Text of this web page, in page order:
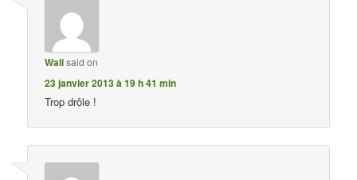
Walisaid on
23 janvier 2013 à 19 h 41 min
Trop drôle !